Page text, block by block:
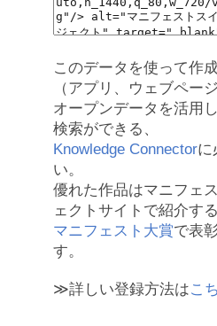
このデータを使って作
（アプリ、ウェブペー
オープンデータを活用
検索ができる、
Knowledge Connectorに
い。
優れた作品はマニフェ
ェクトサイトで紹介す
マニフェスト大賞で表
す。
≫詳しい登録方法はこ